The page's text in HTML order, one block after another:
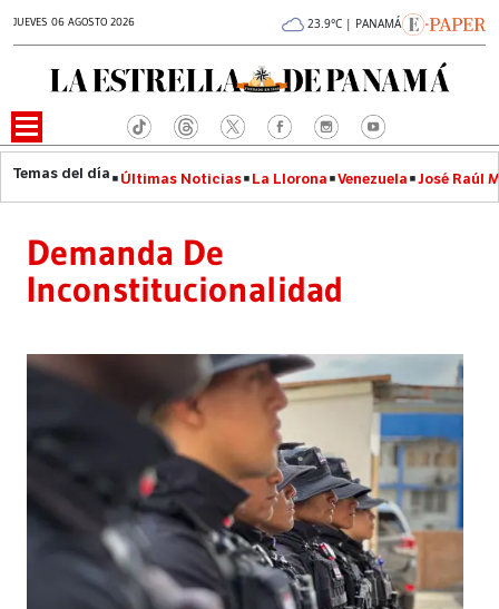
JUEVES 06 AGOSTO 2026 23.9°C | PANAMÁ
Últimas Noticias La Llorona Venezuela José Raúl
Demanda De
Inconstitucionalidad